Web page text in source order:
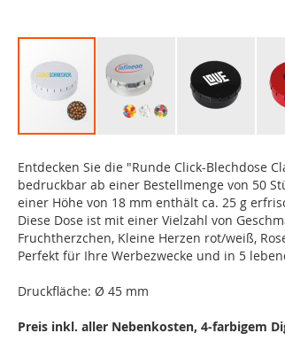
Anfang
der
Bildgalerie
springen
Entdecken Sie die "Runde Click-Blechdose
bedruckbar ab einer Bestellmenge von 50
einer Höhe von 18 mm enthält ca. 25 g
Diese Dose ist mit einer Vielzahl von
Fruchtherzchen, Kleine Herzen rot/weiß,
Perfekt für Ihre Werbezwecke und in 5
Druckfläche: Ø 45 mm
Preis inkl. aller Nebenkosten, 4-farbigem